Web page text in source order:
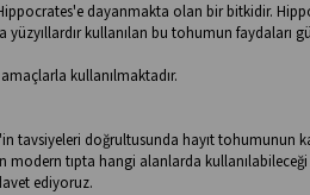
dayanmakta olan bir bitkidir.
kullanılan bu tohumun faydaları
kullanılmaktadır.
doğrultusunda hayıt tohumunun
tıpta hangi alanlarda kullanılabileceği
ediyoruz.